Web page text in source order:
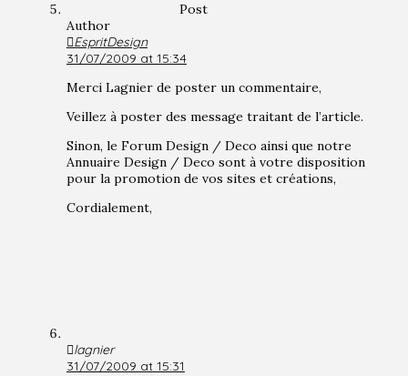
Post
Author
EspritDesign
31/07/2009 at 15:34
Merci Lagnier de poster un commentaire,
Veillez à poster des message traitant de l’article.
Sinon, le Forum Design / Deco ainsi que notre
Annuaire Design / Deco sont à votre disposition
pour la promotion de vos sites et créations,
Cordialement,
lagnier
31/07/2009 at 15:31